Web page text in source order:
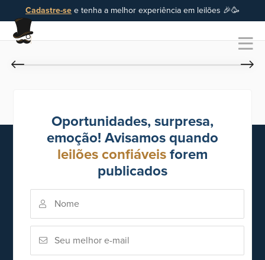
Cadastre-se e tenha a melhor experiência em leilões 🎉🥳
Oportunidades, surpresa,
emoção! Avisamos quando
leilões confiáveis forem
publicados